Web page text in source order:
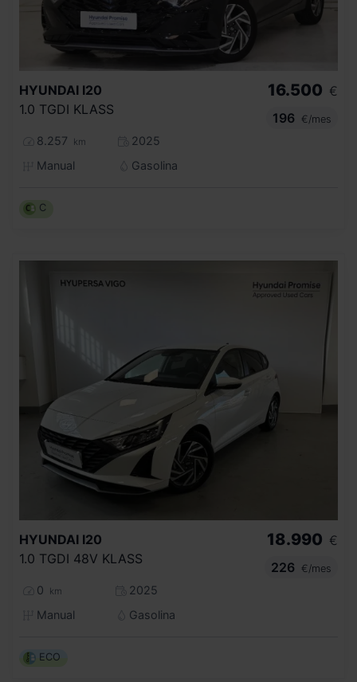
HYUNDAI I20
1.0 TGDI KLASS
8.257 km
2025
Manual
Gasolina
16.500 €
196
€/mes
C
HYUNDAI I20
1.0 TGDI 48V KLASS
0 km
2025
Manual
Gasolina
18.990 €
226
€/mes
ECO